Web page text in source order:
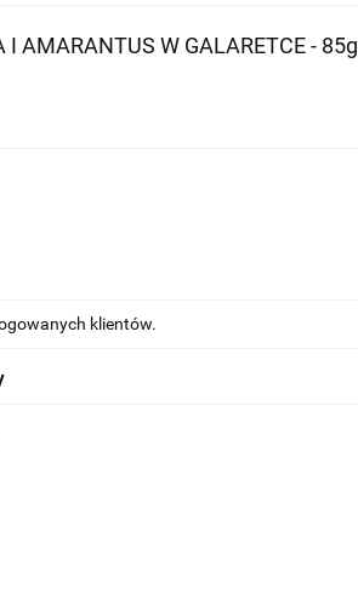
AMARANTUS W GALARETCE - 85g
klientów.